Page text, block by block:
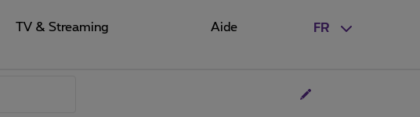
FR
TV & Streaming Aide